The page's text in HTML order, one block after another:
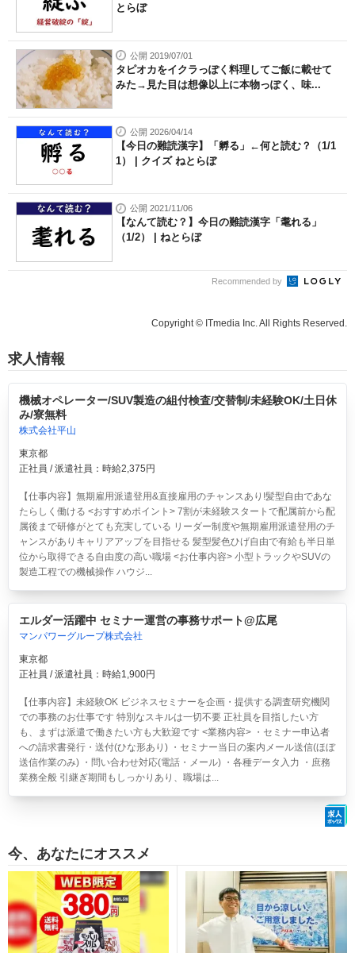
とらぼ
公開 2019/07/01
タピオカをイクラっぽく料理してご飯に載せて
みた→見た目は想像以上に本物っぽく、味...
公開 2026/04/14
【今日の難読漢字】「孵る」←何と読む？（1/1
1） | クイズ ねとらぼ
公開 2021/11/06
【なんて読む？】今日の難読漢字「耄れる」
（1/2） | ねとらぼ
Recommended by
Copyright © ITmedia Inc. All Rights Reserved.
求人情報
機械オペレーター/SUV製造の組付検査/交替制/未経験OK/土日休
み/寮無料
株式会社平山
東京都
正社員 / 派遣社員：時給2,375円
【仕事内容】無期雇用派遣登用&直接雇用のチャンスあり!髪型自由であな
たらしく働ける <おすすめポイント> 7割が未経験スタートで配属前から配
属後まで研修がとても充実している リーダー制度や無期雇用派遣登用のチ
ャンスがありキャリアアップを目指せる 髪型髪色ひげ自由で有給も半日単
位から取得できる自由度の高い職場 <お仕事内容> 小型トラックやSUVの
製造工程での機械操作 ハウジ...
エルダー活躍中 セミナー運営の事務サポート@広尾
マンパワーグループ株式会社
東京都
正社員 / 派遣社員：時給1,900円
【仕事内容】未経験OK ビジネスセミナーを企画・提供する調査研究機関
での事務のお仕事です 特別なスキルは一切不要 正社員を目指したい方
も、まずは派遣で働きたい方も大歓迎です <業務内容> ・セミナー申込者
への請求書発行・送付(ひな形あり) ・セミナー当日の案内メール送信(ほぼ
送信作業のみ) ・問い合わせ対応(電話・メール) ・各種データ入力 ・庶務
業務全般 引継ぎ期間もしっかりあり、職場は...
今、あなたにオススメ